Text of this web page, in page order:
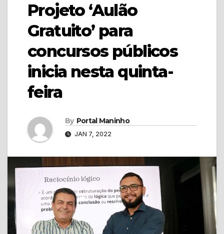
Projeto ‘Aulão
Gratuito’ para
concursos públicos
inicia nesta quinta-
feira
By Portal Maninho
JAN 7, 2022